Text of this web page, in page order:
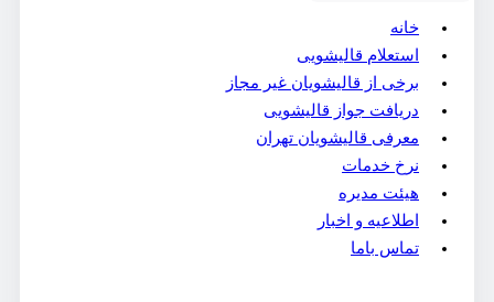
خانه
استعلام قالیشویی
برخی از قالیشویان غیر مجاز
دریافت جواز قالیشویی
معرفی قالیشویان تهران
نرخ خدمات
هیئت مدیره
اطلاعیه و اخبار
تماس باما